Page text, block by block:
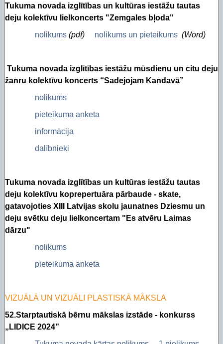
Tukuma novada izglītības un kultūras iestāžu tautas
deju kolektīvu lielkoncerts "Zemgales bļoda"
nolikums (pdf) nolikums un pieteikums (Word)
Tukuma novada izglītības iestāžu mūsdienu un citu deju
žanru kolektīvu koncerts “Sadejojam Kandavā”
nolikums
pieteikuma anketa
informācija
dalībnieki
Tukuma novada izglītības un kultūras iestāžu tautas
deju kolektīvu koprepertuāra pārbaude - skate,
gatavojoties XIII Latvijas skolu jaunatnes Dziesmu un
deju svētku deju lielkoncertam "Es atvēru Laimas
dārzu"
nolikums
pieteikuma anketa
VIZUĀLĀ UN VIZUĀLI PLASTISKĀ MĀKSLA
52.Starptautiskā bērnu mākslas izstāde - konkurss
„LIDICE 2024”